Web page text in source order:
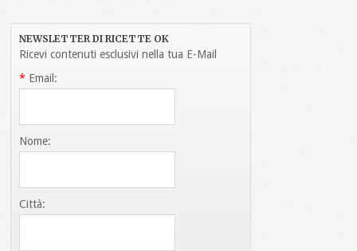
NEWSLETTER DI RICETTE OK
Ricevi contenuti esclusivi nella tua E-Mail
* Email:
Nome:
Città: